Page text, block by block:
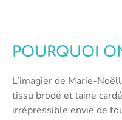
POURQUOI
L’imagier de Marie-
tissu brodé et laine
irrépressible envie de